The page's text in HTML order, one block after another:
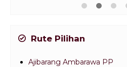
Rute Pilihan
Ajibarang Ambarawa PP